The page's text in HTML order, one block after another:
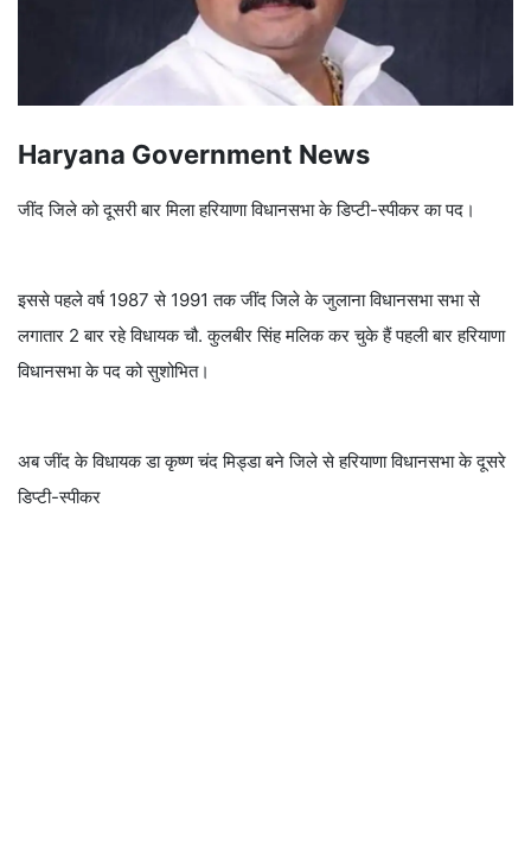
Haryana Government News
जींद जिले को दूसरी बार मिला हरियाणा विधानसभा के डिप्टी-स्पीकर का पद।
इससे पहले वर्ष 1987 से 1991 तक जींद जिले के जुलाना विधानसभा सभा से
लगातार 2 बार रहे विधायक चौ. कुलबीर सिंह मलिक कर चुके हैं पहली बार हरियाणा
विधानसभा के पद को सुशोभित।
अब जींद के विधायक डा कृष्ण चंद मिड्डा बने जिले से हरियाणा विधानसभा के दूसरे
डिप्टी-स्पीकर